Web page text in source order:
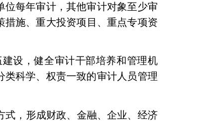
位每年审计，其他审计对象至少审
措施、重大投资项目、重点专项资
设，健全审计干部培养和管理机
科学、权责一致的审计人员管理
，形成财政、金融、企业、经济